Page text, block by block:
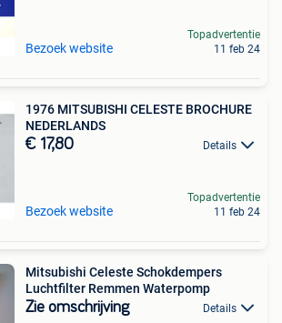
Bezoek website
Topadvertentie
11 feb 24
1976 MITSUBISHI CELESTE BROCHURE
NEDERLANDS
€ 17,80 Details
Bezoek website
Topadvertentie
11 feb 24
Mitsubishi Celeste Schokdempers
Luchtfilter Remmen Waterpomp
Zie omschrijving Details